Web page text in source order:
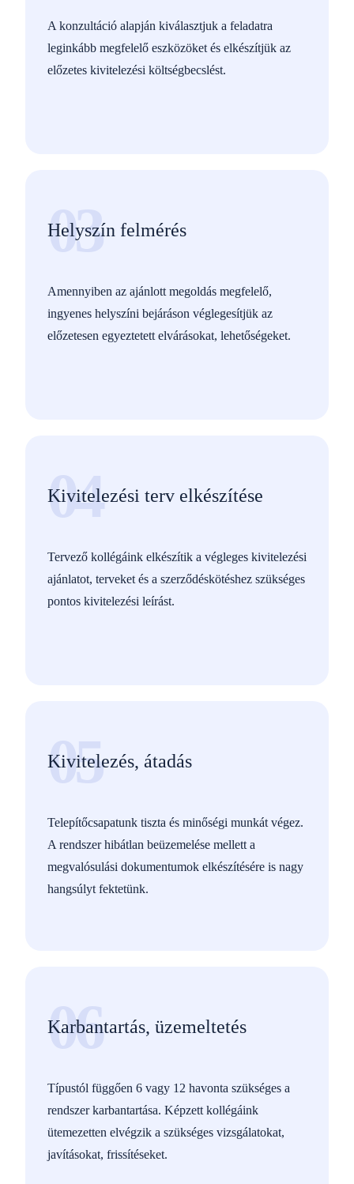
A konzultáció alapján kiválasztjuk a feladatra
leginkább megfelelő eszközöket és elkészítjük az
előzetes kivitelezési költségbecslést.
03
Helyszín felmérés
Amennyiben az ajánlott megoldás megfelelő,
ingyenes helyszíni bejáráson véglegesítjük az
előzetesen egyeztetett elvárásokat, lehetőségeket.
04
Kivitelezési terv elkészítése
Tervező kollégáink elkészítik a végleges kivitelezési
ajánlatot, terveket és a szerződéskötéshez szükséges
pontos kivitelezési leírást.
05
Kivitelezés, átadás
Telepítőcsapatunk tiszta és minőségi munkát végez.
A rendszer hibátlan beüzemelése mellett a
megvalósulási dokumentumok elkészítésére is nagy
hangsúlyt fektetünk.
06
Karbantartás, üzemeltetés
Típustól függően 6 vagy 12 havonta szükséges a
rendszer karbantartása. Képzett kollégáink
ütemezetten elvégzik a szükséges vizsgálatokat,
javításokat, frissítéseket.